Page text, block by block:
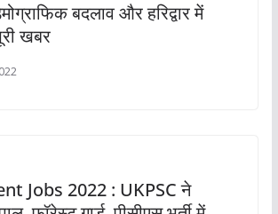
बदलाव और हरिद्वार में
खबर
Jobs 2022 : UKPSC ने